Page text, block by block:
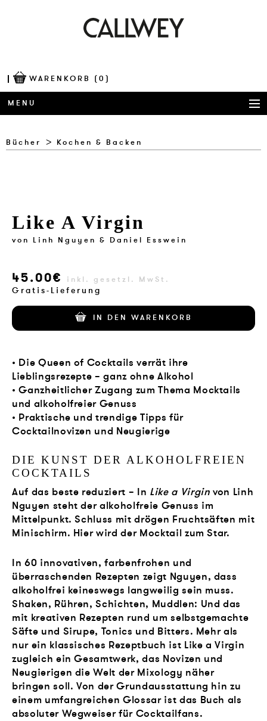
WARENKORB (0)
MENU
CORPORATE PUBLISHING
VERLAG
JOBS
SHOP
Bücher Kochen & Backen
Like A Virgin
von Linh Nguyen & Daniel Esswein
45.00€ inkl. gesetzl. MwSt.
Gratis-Lieferung
IN DEN WARENKORB
• Die Queen of Cocktails verrät ihre
Lieblingsrezepte – ganz ohne Alkohol
• Ganzheitlicher Zugang zum Thema Mocktails
und alkoholfreier Genuss
• Praktische und trendige Tipps für
Cocktailnovizen und Neugierige
DIE KUNST DER ALKOHOLFREIEN
COCKTAILS
Auf das beste reduziert – In Like a Virgin von Linh
Nguyen steht der alkoholfreie Genuss im
Mittelpunkt. Schluss mit drögen Fruchtsäften mit
Minischirm. Hier wird der Mocktail zum Star.
In 60 innovativen, farbenfrohen und
überraschenden Rezepten zeigt Nguyen, dass
alkoholfrei keineswegs langweilig sein muss.
Shaken, Rühren, Schichten, Muddlen: Und das
mit kreativen Rezepten rund um selbstgemachte
Säfte und Sirupe, Tonics und Bitters. Mehr als
nur ein klassisches Rezeptbuch ist Like a Virgin
zugleich ein Gesamtwerk, das Novizen und
Neugierigen die Welt der Mixology näher
bringen soll. Von der Grundausstattung hin zu
einem umfangreichen Glossar ist das Buch als
absoluter Wegweiser für Cocktailfans.